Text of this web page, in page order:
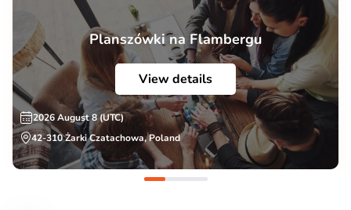
Planszówki na Flambergu
View details
2026 August 8 (UTC)
42-310 Żarki Czatachowa, Poland